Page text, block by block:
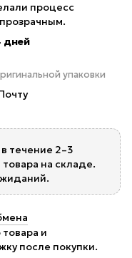
процесс
дней
упаковки
в течение 2–3
на складе.
и
после покупки.